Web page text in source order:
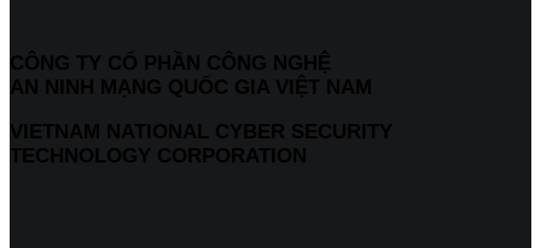
CÔNG TY CỔ PHẦN CÔNG NGHỆ
AN NINH MẠNG QUỐC GIA VIỆT NAM
VIETNAM NATIONAL CYBER SECURITY
TECHNOLOGY CORPORATION